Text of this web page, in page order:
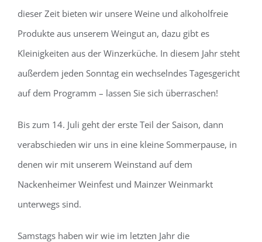
dieser Zeit bieten wir unsere Weine und alkoholfreie
Produkte aus unserem Weingut an, dazu gibt es
Kleinigkeiten aus der Winzerküche. In diesem Jahr steht
außerdem jeden Sonntag ein wechselndes Tagesgericht
auf dem Programm – lassen Sie sich überraschen!
Bis zum 14. Juli geht der erste Teil der Saison, dann
verabschieden wir uns in eine kleine Sommerpause, in
denen wir mit unserem Weinstand auf dem
Nackenheimer Weinfest und Mainzer Weinmarkt
unterwegs sind.
Samstags haben wir wie im letzten Jahr die